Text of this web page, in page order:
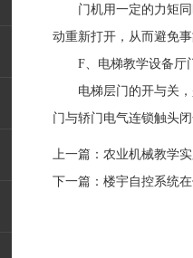
门机用一定的力矩同
动重新打开，从而避免事
F、电梯教学设备厅
电梯层门的开与关，
门与轿门电气连锁触头
上一篇： 农业机械教学
下一篇： 楼宇自控系统